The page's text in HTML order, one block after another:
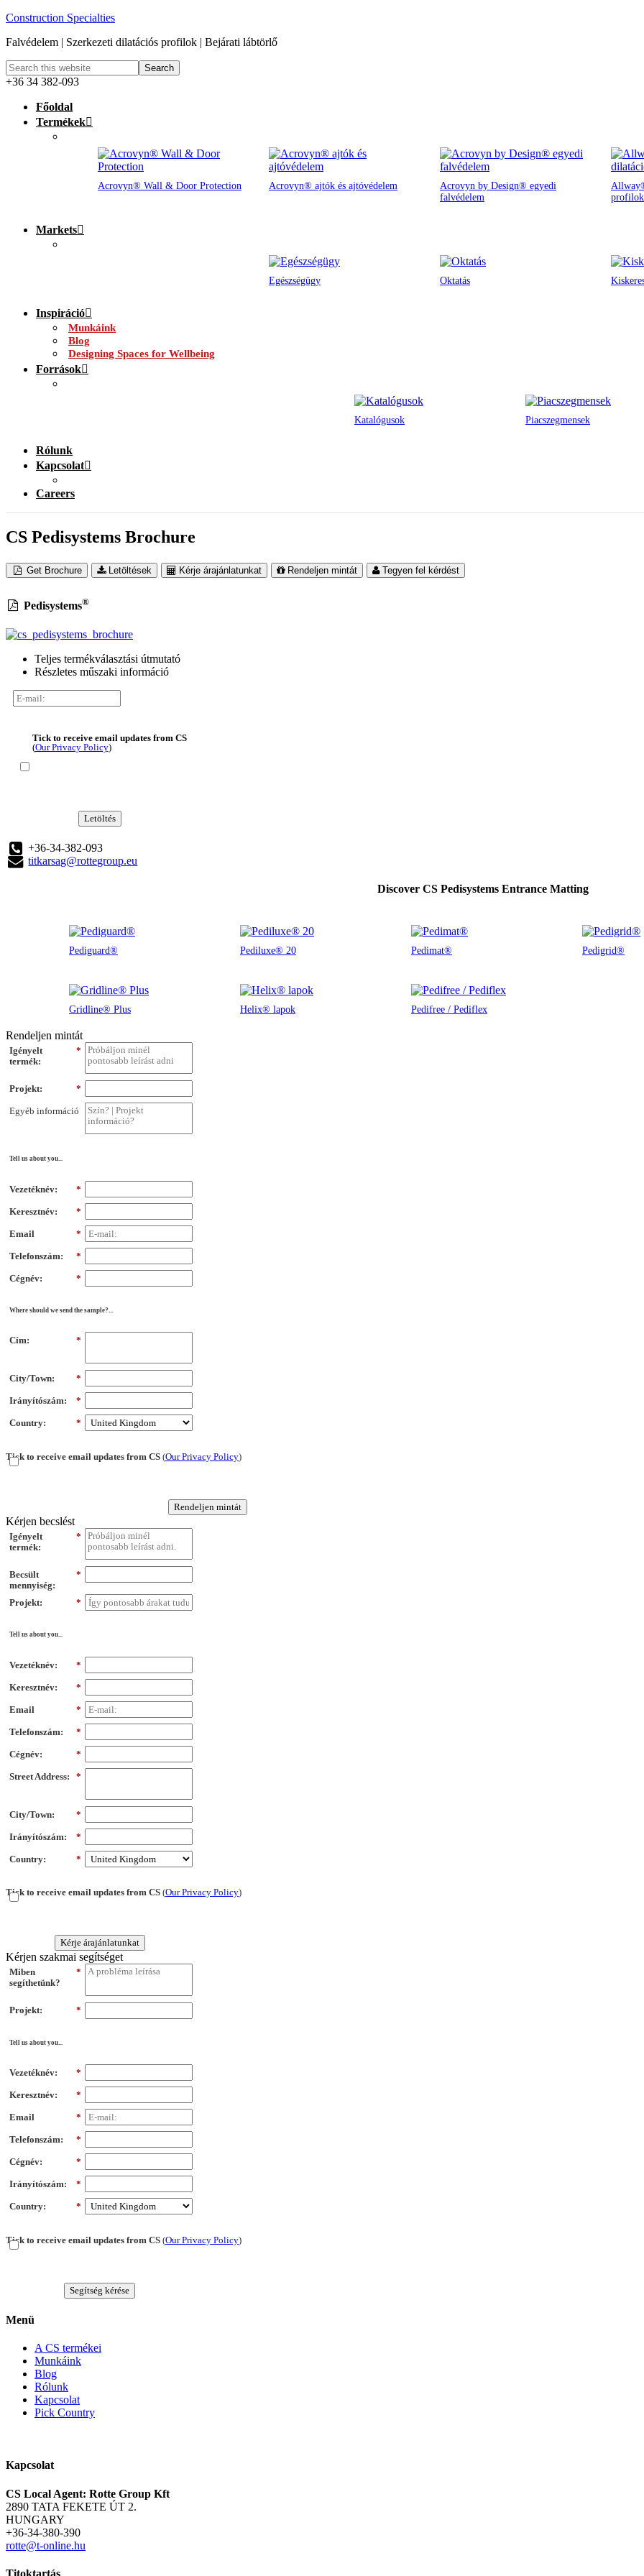
Construction Specialties
Falvédelem | Szerkezeti dilatációs profilok | Bejárati lábtörlő
+36 34 382-093
Főoldal
Termékek
Acrovyn® Wall & Door Protection Acrovyn® ajtók és ajtóvédelem
Acrovyn by Design® egyedi
falvédelem
profilok
Markets
Egészségügy Oktatás
Inspiráció
Munkáink
Blog
Designing Spaces for Wellbeing
Források
Katalógusok Piacszegmensek
Rólunk
Kapcsolat
Careers
CS Pedisystems Brochure
Get Brochure Letöltések Kérje árajánlatunkat Rendeljen mintát Tegyen fel kérdést
Pedisystems®
Teljes termékválasztási útmutató
Részletes műszaki információ
Tick to receive email updates from CS
(Our Privacy Policy)
Letöltés
+36-34-382-093
titkarsag@rottegroup.eu
Discover CS Pedisystems Entrance Matting
Pediguard® Pediluxe® 20 Pedimat® Pedigrid®
Gridline® Plus Helix® lapok Pedifree / Pediflex
Rendeljen mintát
*
Igényelt
termék:
*
Projekt:
Egyéb információ
Tell us about you...
*
Vezetéknév:
*
Keresztnév:
*
Email
*
Telefonszám:
*
Cégnév:
Where should we send the sample?...
*
Cím:
*
City/Town:
*
Irányítószám:
*
Country:
Tick to receive email updates from CS (Our Privacy Policy)
Rendeljen mintát
Kérjen becslést
*
Igényelt
termék:
*
Becsült
mennyiség:
*
Projekt:
Tell us about you...
*
Vezetéknév:
*
Keresztnév:
*
Email
*
Telefonszám:
*
Cégnév:
*
Street Address:
*
City/Town:
*
Irányítószám:
*
Country:
Tick to receive email updates from CS (Our Privacy Policy)
Kérje árajánlatunkat
Kérjen szakmai segítséget
*
Miben
segíthetünk?
*
Projekt:
Tell us about you...
*
Vezetéknév:
*
Keresztnév:
*
Email
*
Telefonszám:
*
Cégnév:
*
Irányítószám:
*
Country:
Tick to receive email updates from CS (Our Privacy Policy)
Segítség kérése
Menü
A CS termékei
Munkáink
Blog
Rólunk
Kapcsolat
Pick Country
Kapcsolat
CS Local Agent: Rotte Group Kft
2890 TATA FEKETE ÚT 2.
HUNGARY
+36-34-380-390
rotte@t-online.hu
Titoktartás